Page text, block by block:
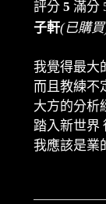
評分 5 滿分
子軒(已購
我覺得最大
而且教練不
大方的分析
踏入新世界
我應該是業